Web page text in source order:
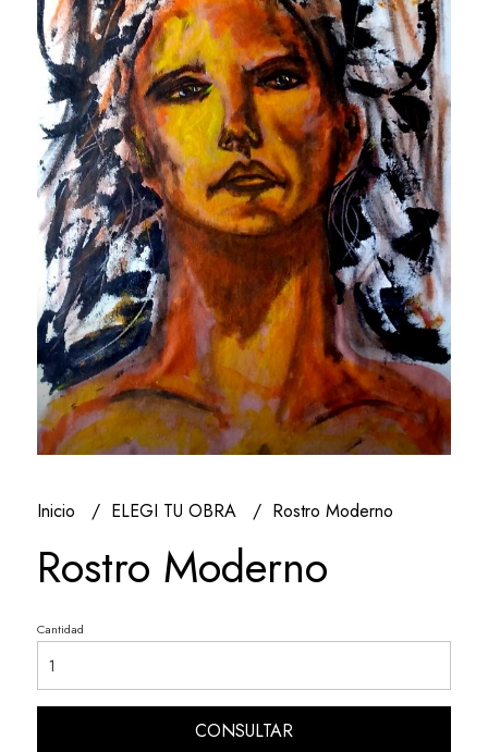
Inicio ELEGI TU OBRA Rostro Moderno
Rostro Moderno
Cantidad
CONSULTAR